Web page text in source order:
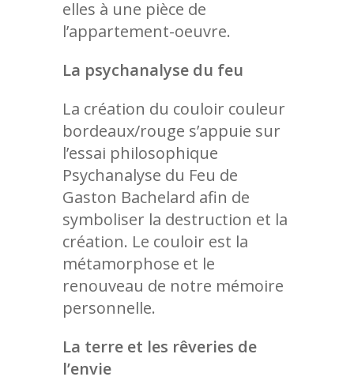
elles à une pièce de
l’appartement-oeuvre.
La psychanalyse du feu
La création du couloir couleur
bordeaux/rouge s’appuie sur
l’essai philosophique
Psychanalyse du Feu de
Gaston Bachelard afin de
symboliser la destruction et la
création. Le couloir est la
métamorphose et le
renouveau de notre mémoire
personnelle.
La terre et les rêveries de
l’envie
FESTIVAL
STREET ART RILLIEUX
FESTIVAL #5
Bilan de l’édition 2025
Bilan de l’édition 2024
Bilan de l’édition 2022
LE SEIZE
BALADES
LES MURS
Présentation & Bilan
MÉDIATION